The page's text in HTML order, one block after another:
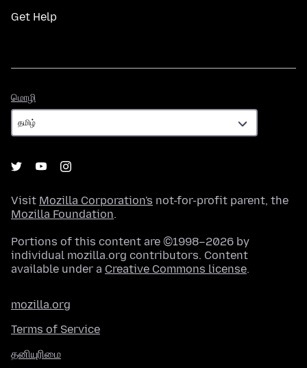
Get Help
மொழி
Visit Mozilla Corporation's not-for-profit parent, the
Mozilla Foundation.
Portions of this content are ©1998–2026 by
individual mozilla.org contributors. Content
available under a Creative Commons license.
mozilla.org
Terms of Service
தனியுரிமை